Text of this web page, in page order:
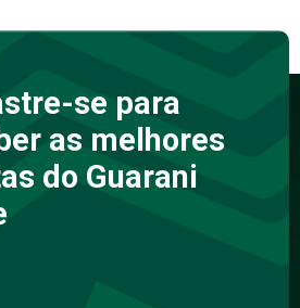
se para
as melhores
do Guarani